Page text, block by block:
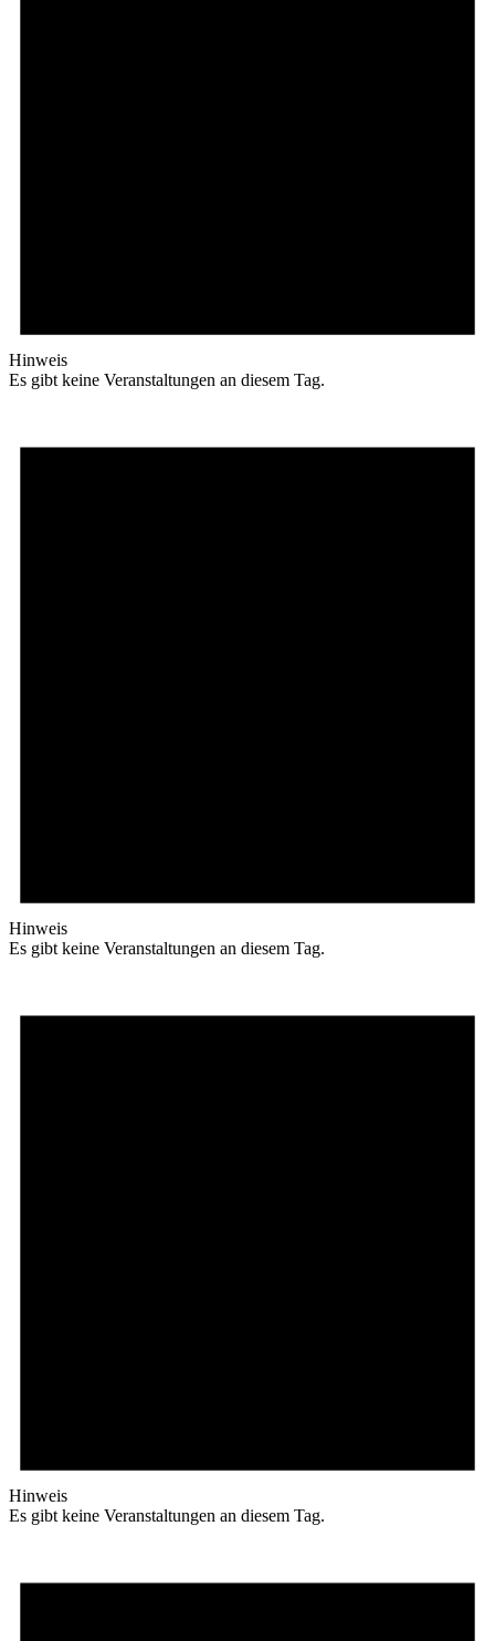
Hinweis
Es gibt keine Veranstaltungen an diesem Tag.
Hinweis
Es gibt keine Veranstaltungen an diesem Tag.
Hinweis
Es gibt keine Veranstaltungen an diesem Tag.